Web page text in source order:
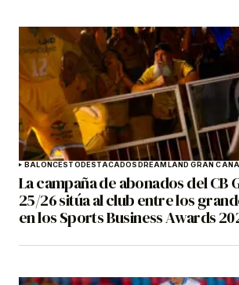
BALONCESTODESTACADOSDREAMLAND GRAN
La campaña de abonados del CB
25/26 sitúa al club entre los
en los Sports Business Awards